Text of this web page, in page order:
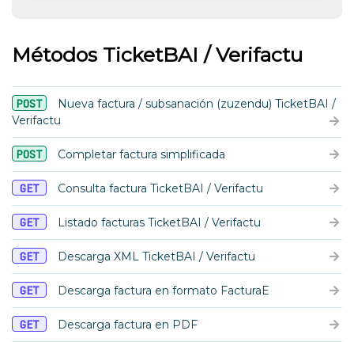
Métodos TicketBAI / Verifactu
POST
Nueva factura / subsanación (zuzendu) TicketBAI /
Verifactu
POST Completar factura simplificada
GET Consulta factura TicketBAI / Verifactu
GET Listado facturas TicketBAI / Verifactu
GET Descarga XML TicketBAI / Verifactu
GET Descarga factura en formato FacturaE
GET Descarga factura en PDF